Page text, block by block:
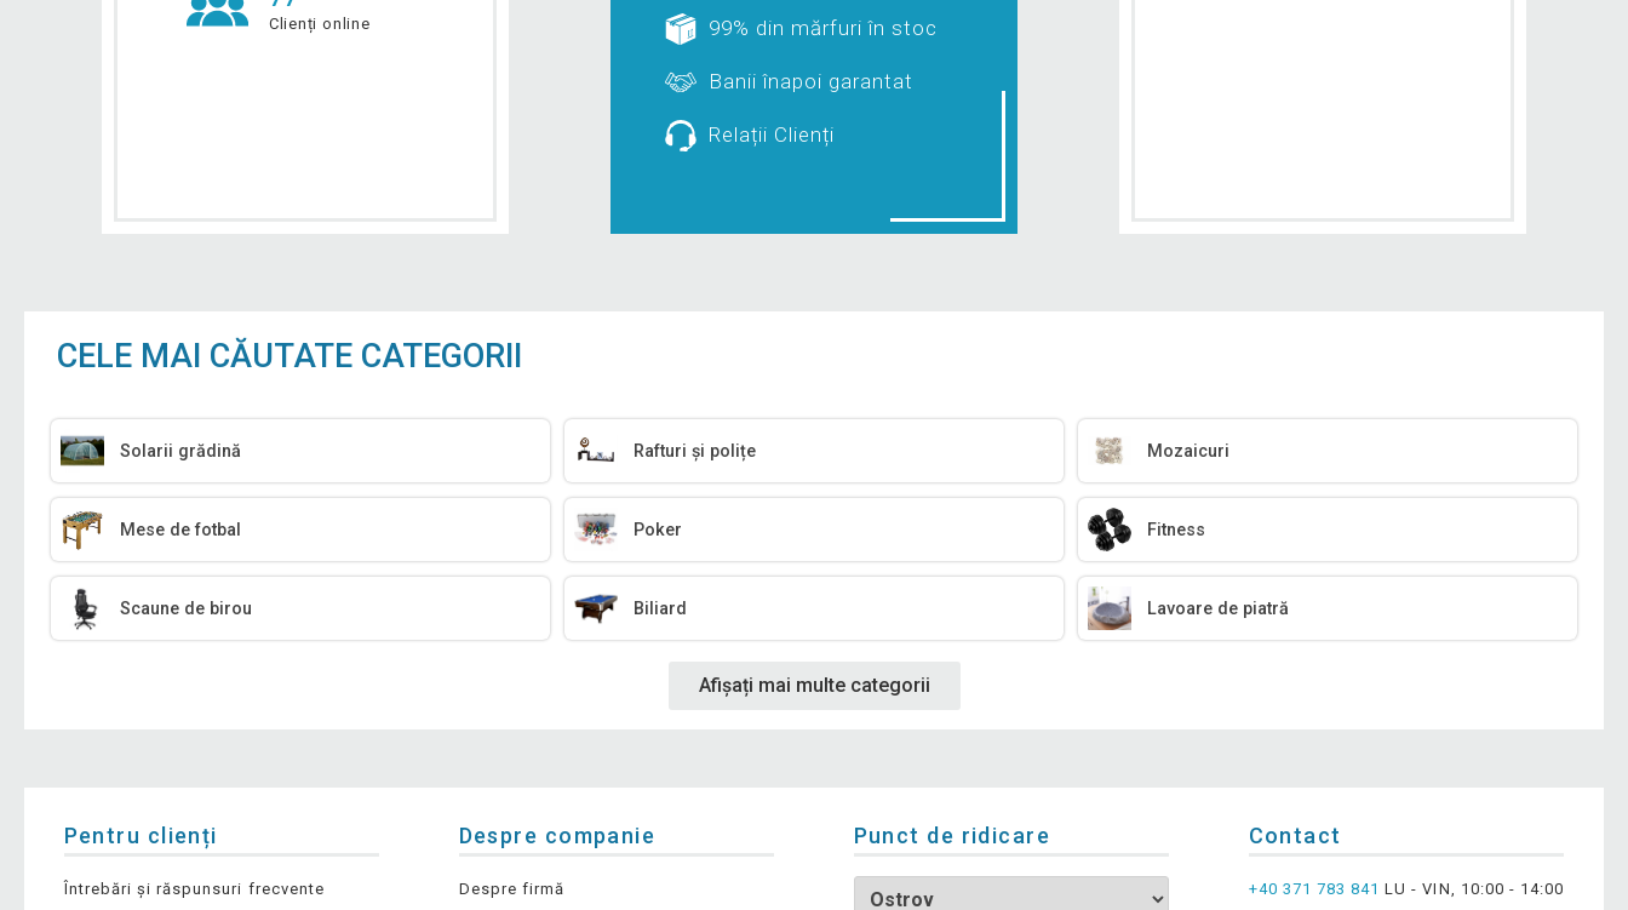
Clienți online 99% din mărfuri în stoc
Banii înapoi garantat
Relații Clienți
CELE MAI CĂUTATE CATEGORII
Solarii grădină Rafturi și polițe Mozaicuri
Mese de fotbal Poker Fitness
Scaune de birou Biliard Lavoare de piatră
Afișați mai multe categorii
Pentru clienți
Întrebări și răspunsuri frecvente
Despre companie
Despre firmă
Punct de ridicare Contact
+40 371 783 841 LU - VIN, 10:00 - 14:00